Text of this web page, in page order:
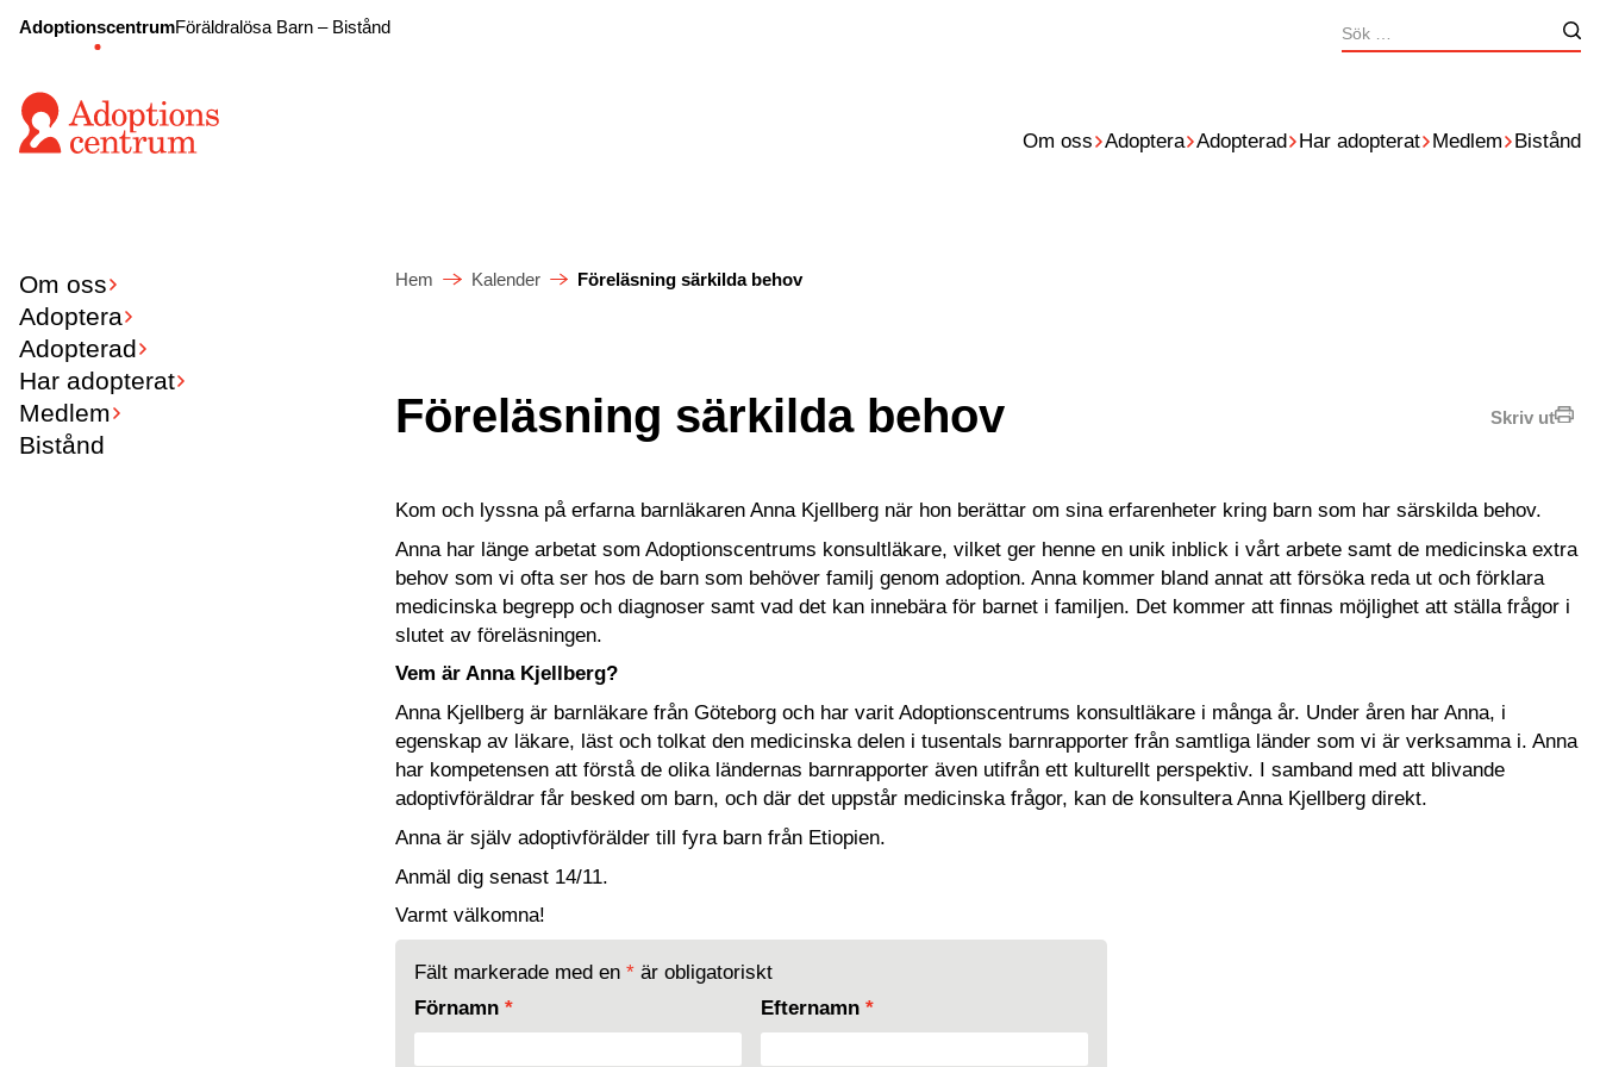
AdoptionscentrumFöräldralösa Barn – Bistånd
Sök
efter:
Om oss Adoptera Adopterad Har adopterat Medlem Bistånd
Om oss
Adoptera
Adopterad
Har adopterat
Medlem
Bistånd
Hem Kalender Föreläsning särkilda behov
Skriv ut
Föreläsning särkilda behov
Kom och lyssna på erfarna barnläkaren Anna Kjellberg när hon berättar om sina erfarenheter kring barn som har särskilda behov.
Anna har länge arbetat som Adoptionscentrums konsultläkare, vilket ger henne en unik inblick i vårt arbete samt de medicinska extra
behov som vi ofta ser hos de barn som behöver familj genom adoption. Anna kommer bland annat att försöka reda ut och förklara
medicinska begrepp och diagnoser samt vad det kan innebära för barnet i familjen. Det kommer att finnas möjlighet att ställa frågor i
slutet av föreläsningen.
Vem är Anna Kjellberg?
Anna Kjellberg är barnläkare från Göteborg och har varit Adoptionscentrums konsultläkare i många år. Under åren har Anna, i
egenskap av läkare, läst och tolkat den medicinska delen i tusentals barnrapporter från samtliga länder som vi är verksamma i. Anna
har kompetensen att förstå de olika ländernas barnrapporter även utifrån ett kulturellt perspektiv. I samband med att blivande
adoptivföräldrar får besked om barn, och där det uppstår medicinska frågor, kan de konsultera Anna Kjellberg direkt.
Anna är själv adoptivförälder till fyra barn från Etiopien.
Anmäl dig senast 14/11.
Varmt välkomna!
Fält markerade med en* är obligatoriskt
Förnamn* Efternamn*